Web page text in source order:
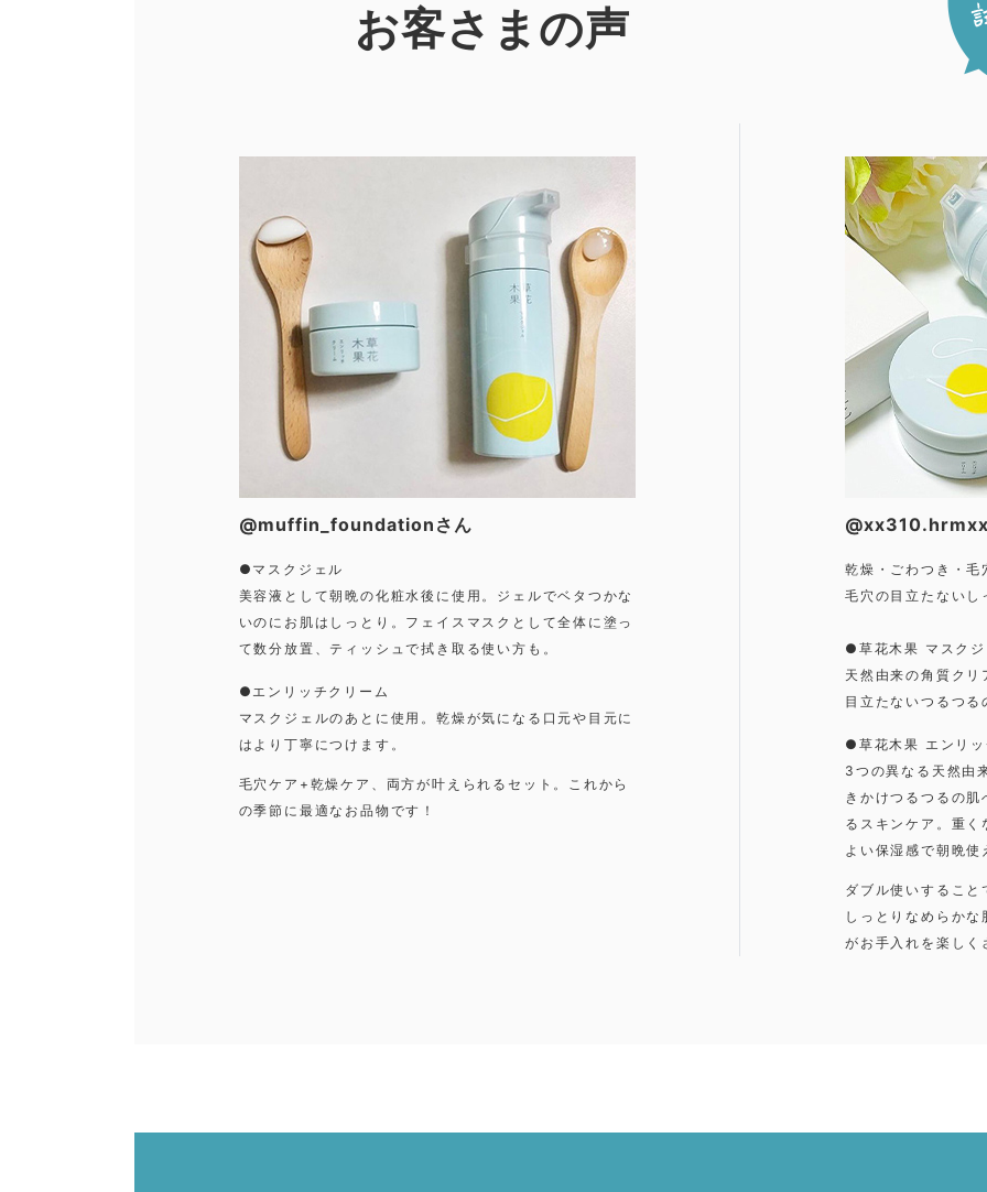
お客さまの声
@muffin_foundationさん
●マスクジェル
美容液として朝晩の化粧水後に使用。ジェルでベタつかな
いのにお肌はしっとり。フェイスマスクとして全体に塗っ
て数分放置、ティッシュで拭き取る使い方も。
●エンリッチクリーム
マスクジェルのあとに使用。乾燥が気になる口元や目元に
はより丁寧につけます。
毛穴ケア+乾燥ケア、両方が叶えられるセット。これから
の季節に最適なお品物です！
乾燥・ごわつき・
毛穴の目立たない
●草花木果 マスク
天然由来の角質ク
目立たないつるつ
●草花木果 エンリ
3つの異なる天然由
きかけつるつるの
るスキンケア。重
よい保湿感で朝晩使
ダブル使いするこ
しっとりなめらか
がお手入れを楽し